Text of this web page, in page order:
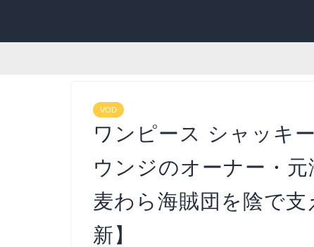
VOD
ワンピース シャッキ
ウンジのオーナー・
麦わら海賊団を陰で
新】